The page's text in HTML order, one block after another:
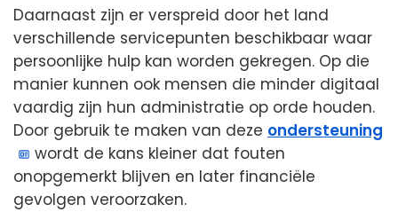
Daarnaast zijn er verspreid door het land
verschillende servicepunten beschikbaar waar
persoonlijke hulp kan worden gekregen. Op die
manier kunnen ook mensen die minder digitaal
vaardig zijn hun administratie op orde houden.
Door gebruik te maken van deze ondersteuning
wordt de kans kleiner dat fouten
onopgemerkt blijven en later financiële
gevolgen veroorzaken.